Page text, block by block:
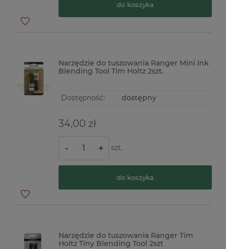
do koszyka
Narzędzie do tuszowania Ranger Mini Ink
Blending Tool Tim Holtz 2szt.
Dostępność: dostępny
34,00 zł
- + szt.
do koszyka
Narzędzie do tuszowania Ranger Tim
Holtz Tiny Blending Tool 2szt